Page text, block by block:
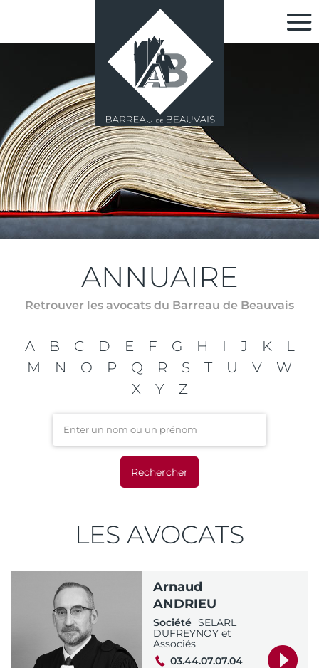
ANNUAIRE
Retrouver les avocats du Barreau de Beauvais
A B C D E F G H I J K
L
M
N O P Q R S T U V
W
X
Y Z
Enter un nom ou un
LES AVOCATS
Arnaud
ANDRIEU
Société SELARL
DUFREYNOY et
Associés
03.44.07.07.04